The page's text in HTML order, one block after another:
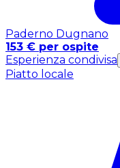
Paderno Dugnano
153 € per ospite
Esperienza condivisa
Piatto locale